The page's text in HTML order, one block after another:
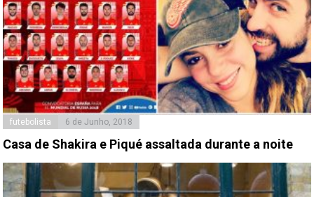
futebolista 6 de Junho, 2018
Casa de Shakira e Piqué assaltada durante a noite